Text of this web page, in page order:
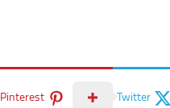
Twitter
Pinterest